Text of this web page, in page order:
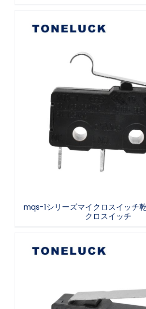
mqs-1シリーズマイクロスイッ
マイクロスイッチ
mqs-1シリーズマイクロスイッチ
クロスイッチ